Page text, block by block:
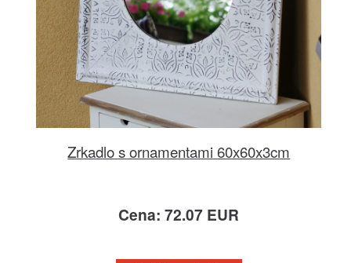
Zrkadlo s ornamentami 60x60x3cm
Cena: 72.07 EUR